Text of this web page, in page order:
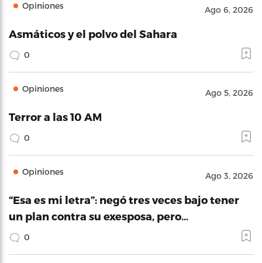
Opiniones Ago 6, 2026
Asmáticos y el polvo del Sahara
0
Opiniones Ago 5, 2026
Terror a las 10 AM
0
Opiniones Ago 3, 2026
“Esa es mi letra”: negó tres veces bajo tener
un plan contra su exesposa, pero…
0